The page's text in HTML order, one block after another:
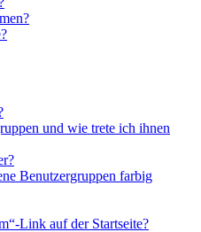
und wie trete ich ihnen
Benutzergruppen farbig
Link auf der Startseite?